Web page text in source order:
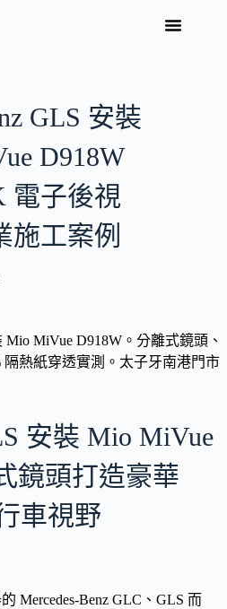
GLS 安裝
D918W
電子後視
施工案例
Mio MiVue D918W。分離式鏡頭、
隔熱紙穿透實測。太子牙南港門市
安裝 Mio MiVue
鏡頭打造豪華
車視野
Mercedes-Benz GLC、GLS 而